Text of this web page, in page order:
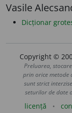
Vasile
Dicționar
Copyright ©
Preluarea,
prin orice metode
sunt strict
seturilor de date
licență